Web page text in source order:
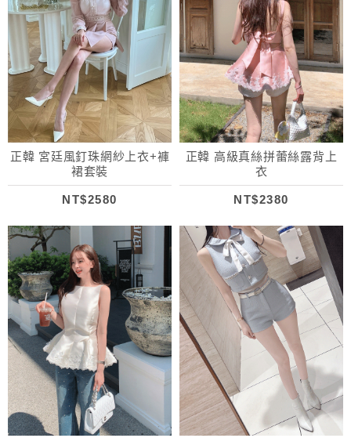
正韓 宮廷風釘珠網紗上衣+褲
裙套裝
NT$2580
正韓 高級真絲拼蕾絲露背上
衣
NT$2380